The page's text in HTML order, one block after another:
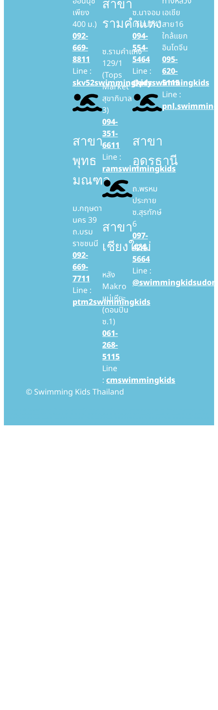
เพียง
400 ม.)
092-
669-
8811
Line :
skv52swimmingkids
สาขา
พุทธ
มณฑล
ม.กฤษดา
นคร 39
ถ.บรม
ราชชนนี
092-
669-
7711
Line :
ptm2swimmingkids
สาขา
รามคำแหง
ซ.รามคำแหง
129/1
(Tops
Market
สุขาภิบาล
3)
094-
351-
6611
Line :
ramswimmingkids
สาขา
เชียงใหม่
หลัง
Makro
แม่เหียะ
(ดอนปิน
ซ.1)
061-
268-
5115
Line
:cmswimmingkids
ซ.นาจอม
เทียน14
094-
554-
5464
Line :
@ptyswimmingkids
สาขา
อุดรธานี
ถ.พรหม
ประกาย
ซ.สุรทักษ์
6
097-
424-
5664
Line :
@swimmingkidsudon
เอเชีย
สาย16
ใกล้แยก
อินโดจีน
095-
620-
5115
Line :
© Swimming Kids Thailand